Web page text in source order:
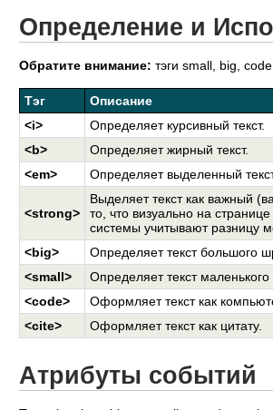
Определение и
Обратите внимание: тэги small, big,
Тэг
Описание
<i>
Определяет курсивный текст.
<b>
Определяет жирный текст.
<em>
Определяет выделенный
<strong>
Выделяет текст как важный
то, что визуально на
системы учитывают разницу
<big>
Определяет текст большого
<small>
Определяет текст
<code>
Оформляет текст как
<cite>
Оформляет текст как цитату.
Атрибуты событий